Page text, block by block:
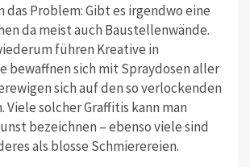
das Problem: Gibt es irgendwo eine
da meist auch Baustellenwände.
führen Kreative in
bewaffnen sich mit Spraydosen aller
sich auf den so verlockenden
Viele solcher Graffitis kann man
bezeichnen – ebenso viele sind
als blosse Schmierereien.